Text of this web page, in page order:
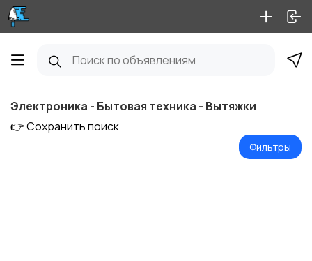
Электроника - Бытовая техника - Вытяжки
👉 Сохранить поиск
Фильтры